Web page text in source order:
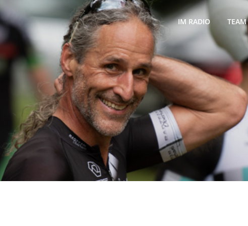
IM RADIO TEAM